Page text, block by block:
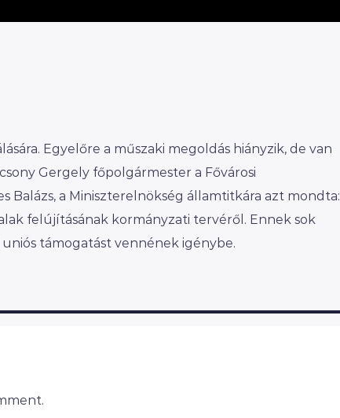
Egyelőre a műszaki megoldás hiányzik, de van
Gergely főpolgármester a Fővárosi
Balázs, a Miniszterelnökség államtitkára azt mondta:
felújításának kormányzati tervéről. Ennek sok
támogatást vennének igénybe.